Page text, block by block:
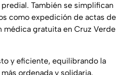
También se simplifican
como expedición de actas de
médica gratuita en Cruz Verde
y eficiente, equilibrando la
ordenada y solidaria.